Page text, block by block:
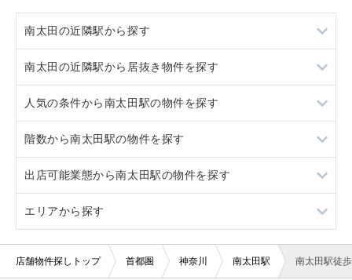
南太田の近隣駅から探す
井土ヶ谷
黄金町
弘明寺
日ノ出町
南太田の近隣駅から居抜き物件を探す
井土ヶ谷
黄金町
弘明寺
日ノ出町
人気の条件から南太田駅の物件を探す
スケルトン
駐車場あり
看板取り付け可
10坪以下
階数から南太田駅の物件を探す
1階
3階以上
出店可能業態から南太田駅の物件を探す
重飲食
軽飲食
エリアから探す
東京23区
店舗物件探しトップ 首都圏 神奈川 南太田駅 南太田駅徒